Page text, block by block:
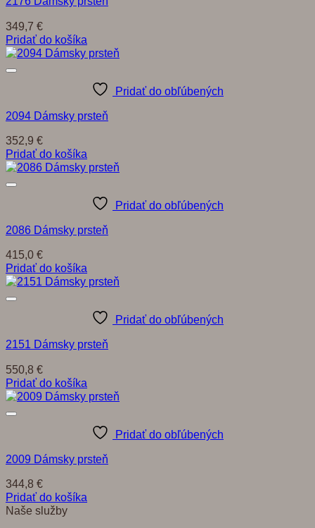
349,7 €
Pridať do košíka
Pridať do obľúbených
2094 Dámsky prsteň
352,9 €
Pridať do košíka
Pridať do obľúbených
2086 Dámsky prsteň
415,0 €
Pridať do košíka
Pridať do obľúbených
2151 Dámsky prsteň
550,8 €
Pridať do košíka
Pridať do obľúbených
2009 Dámsky prsteň
344,8 €
Pridať do košíka
Naše služby